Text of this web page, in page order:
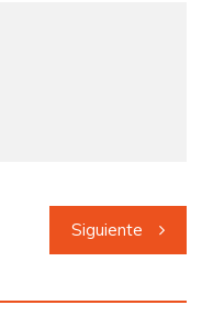
Siguiente